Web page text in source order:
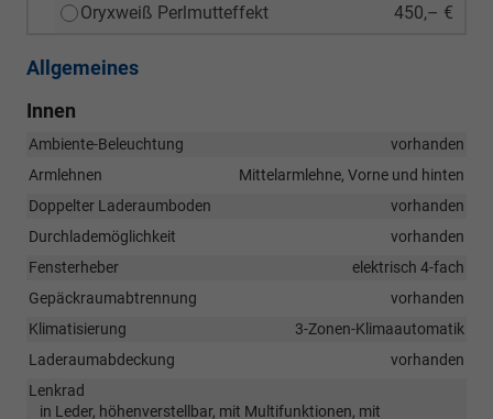
Oryxweiß Perlmutteffekt 450,– €
Allgemeines
Innen
Ambiente-Beleuchtung
vorhanden
Armlehnen
Mittelarmlehne, Vorne und hinten
Doppelter Laderaumboden
vorhanden
Durchlademöglichkeit
vorhanden
Fensterheber
elektrisch 4-fach
Gepäckraumabtrennung
vorhanden
Klimatisierung
3-Zonen-Klimaautomatik
Laderaumabdeckung
vorhanden
Lenkrad
in Leder, höhenverstellbar, mit Multifunktionen, mit